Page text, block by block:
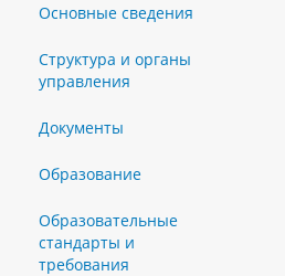
Основные сведения
Структура и органы
управления
Документы
Образование
Образовательные
стандарты и
требования